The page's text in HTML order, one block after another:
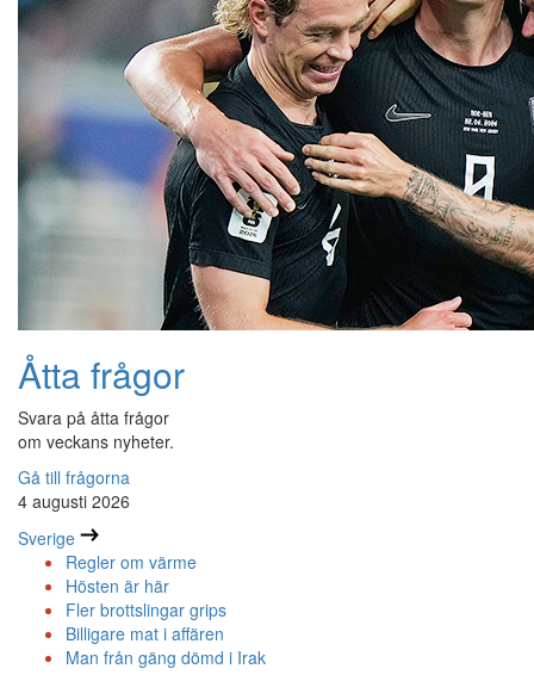
Åtta frågor
Svara på åtta frågor
om veckans nyheter.
Gå till frågorna
4 augusti 2026
Sverige
Regler om värme
Hösten är här
Fler brottslingar grips
Billigare mat i affären
Man från gäng dömd i Irak